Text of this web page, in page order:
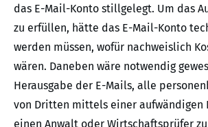
das E-Mail-Konto stillgelegt. Um das
zu erfüllen, hätte das E-Mail-Konto
werden müssen, wofür nachweislich
wären. Daneben wäre notwendig
Herausgabe der E-Mails, alle
von Dritten mittels einer aufwändigen
einen Anwalt oder Wirtschaftsprüfer zu